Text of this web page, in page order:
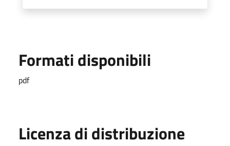
Formati disponibili
pdf
Licenza di distribuzione